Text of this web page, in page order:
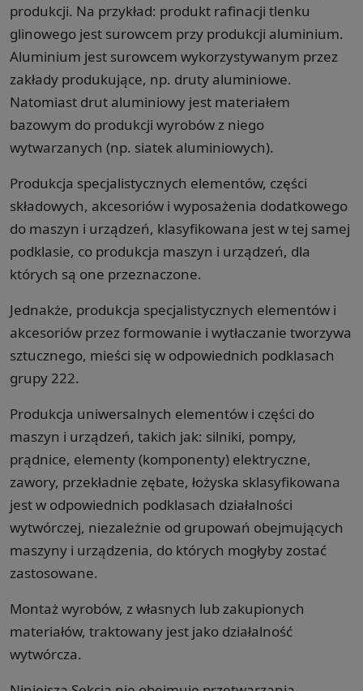
produkcji. Na przykład: produkt rafinacji tlenku
glinowego jest surowcem przy produkcji aluminium.
Aluminium jest surowcem wykorzystywanym przez
zakłady produkujące, np. druty aluminiowe.
Natomiast drut aluminiowy jest materiałem
bazowym do produkcji wyrobów z niego
wytwarzanych (np. siatek aluminiowych).
Produkcja specjalistycznych elementów, części
składowych, akcesoriów i wyposażenia dodatkowego
do maszyn i urządzeń, klasyfikowana jest w tej samej
podklasie, co produkcja maszyn i urządzeń, dla
których są one przeznaczone.
Jednakże, produkcja specjalistycznych elementów i
akcesoriów przez formowanie i wytłaczanie tworzywa
sztucznego, mieści się w odpowiednich podklasach
grupy 222.
Produkcja uniwersalnych elementów i części do
maszyn i urządzeń, takich jak: silniki, pompy,
prądnice, elementy (komponenty) elektryczne,
zawory, przekładnie zębate, łożyska sklasyfikowana
jest w odpowiednich podklasach działalności
wytwórczej, niezależnie od grupowań obejmujących
maszyny i urządzenia, do których mogłyby zostać
zastosowane.
Montaż wyrobów, z własnych lub zakupionych
materiałów, traktowany jest jako działalność
wytwórcza.